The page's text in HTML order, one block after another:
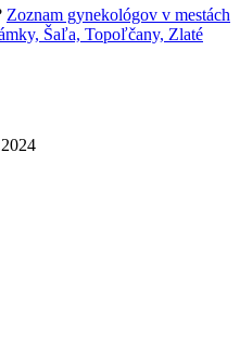
Zoznam gynekológov v mestách
Šaľa, Topoľčany, Zlaté